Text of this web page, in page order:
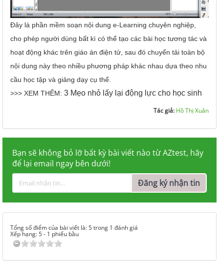
Đây là phần mềm soạn nội dung e-Learning chuyên nghiệp,
cho phép người dùng bất kì có thể tạo các bài học tương tác và
hoạt động khác trên giáo án điện tử, sau đó chuyển tải toàn bộ
nội dung này theo nhiều phương pháp khác nhau dựa theo nhu
cầu học tập và giảng dạy cụ thể.
>>> XEM THÊM: 3 Mẹo nhỏ lấy lại động lực cho học sinh
Tác giả: Hồ Thị Xuân
Bạn sẽ không bỏ lỡ bất kỳ bài viết nào từ AZtest, hãy
để lại email ngay bên dưới!
Đăng ký nhận tin
Tổng số điểm của bài viết là: 5 trong 1 đánh giá
Xếp hạng:5- 1 phiếu bầu